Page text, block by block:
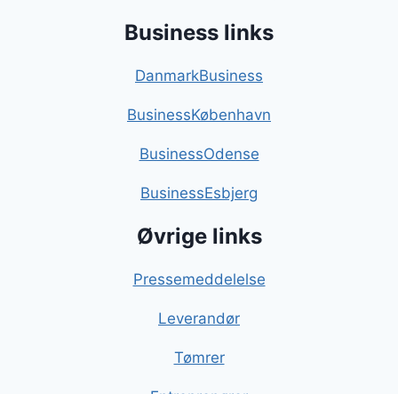
Business links
DanmarkBusiness
BusinessKøbenhavn
BusinessOdense
BusinessEsbjerg
Øvrige links
Pressemeddelelse
Leverandør
Tømrer